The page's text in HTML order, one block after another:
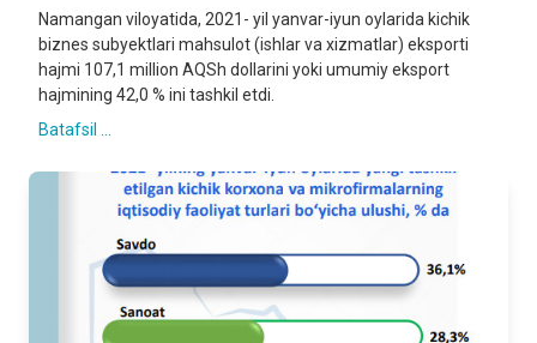
Namangan viloyatida, 2021- yil yanvar-iyun oylarida kichik
biznes subyektlari mahsulot (ishlar va xizmatlar) eksporti
hajmi 107,1 million AQSh dollarini yoki umumiy eksport
hajmining 42,0 % ini tashkil etdi.
Batafsil ...